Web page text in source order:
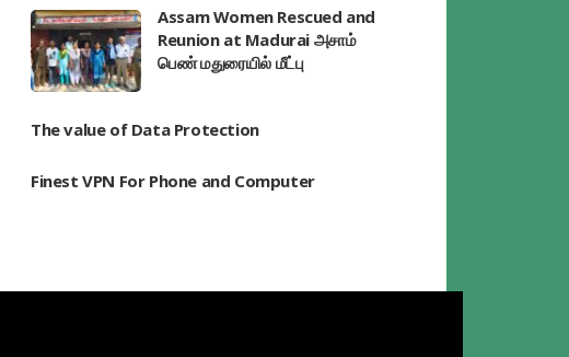
Assam Women Rescued and
Reunion at Madurai அசாம்
பெண் மதுரையில் மீட்பு
The value of Data Protection
Finest VPN For Phone and Computer